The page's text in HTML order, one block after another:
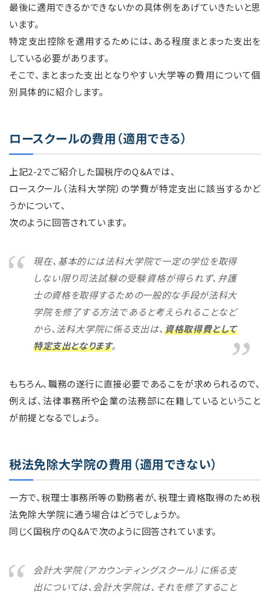
最後に適用できるかできないかの具体例をあげていきたいと思
います。
特定支出控除を適用するためには、ある程度まとまった支出を
している必要があります。
そこで、まとまった支出となりやすい大学等の費用について個
別具体的に紹介します。
ロースクールの費用（適用できる）
上記2-2でご紹介した国税庁のQ＆Aでは、
ロースクール（法科大学院）の学費が特定支出に該当するかど
うかについて、
次のように回答されています。
現在、基本的には法科大学院で一定の学位を取得
しない限り司法試験の受験資格が得られず、弁護
士の資格を取得するための一般的な手段が法科大
学院を修了する方法であると考えられることなど
から、法科大学院に係る支出は、資格取得費として
特定支出となります。
もちろん、職務の遂行に直接必要であるこをが求められるので、
例えば、法律事務所や企業の法務部に在籍しているということ
が前提となるでしょう。
税法免除大学院の費用（適用できない）
一方で、税理士事務所等の勤務者が、税理士資格取得のため税
法免除大学院に通う場合はどうでしょうか。
同じく国税庁のQ&Aで次のように回答されています。
会計大学院（アカウンティングスクール）に係る支
出については、会計大学院は、それを修了すること